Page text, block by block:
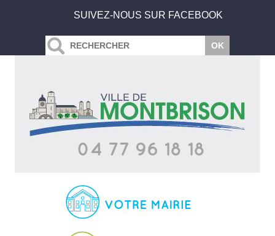
SUIVEZ-NOUS SUR FACEBOOK